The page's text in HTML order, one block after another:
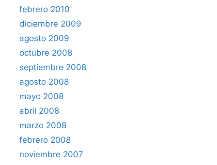
febrero 2010
diciembre 2009
agosto 2009
octubre 2008
septiembre 2008
agosto 2008
mayo 2008
abril 2008
marzo 2008
febrero 2008
noviembre 2007